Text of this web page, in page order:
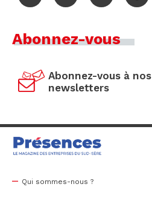
Abonnez-vous
Abonnez-vous à nos
newsletters
Qui sommes-nous ?